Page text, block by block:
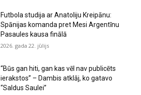
Futbola studija ar Anatoliju Kreipānu:
Spānijas komanda pret Mesi Argentīnu
Pasaules kausa finālā
2026. gada 22. jūlijs
“Būs gan hiti, gan kas vēl nav publicēts
ierakstos” – Dambis atklāj, ko gatavo
“Saldus Saulei”